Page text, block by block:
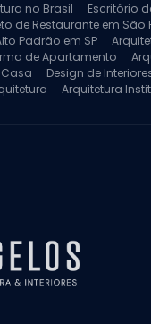
no Brasil
Escritório
de Restaurante em São
Padrão em SP
de Apartamento
Casa
Design de
Arquitetura